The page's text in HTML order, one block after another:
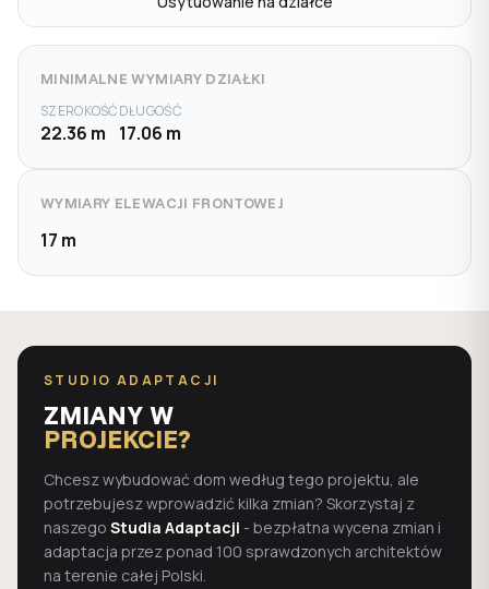
MINIMALNE WYMIARY DZIAŁKI
SZEROKOŚĆ
22.36 m
DŁUGOŚĆ
17.06 m
WYMIARY ELEWACJI FRONTOWEJ
17 m
STUDIO ADAPTACJI
ZMIANY W
PROJEKCIE?
Chcesz wybudować dom według tego projektu, ale
potrzebujesz wprowadzić kilka zmian? Skorzystaj z
naszego Studia Adaptacji - bezpłatna wycena zmian i
adaptacja przez ponad 100 sprawdzonych architektów
na terenie całej Polski.